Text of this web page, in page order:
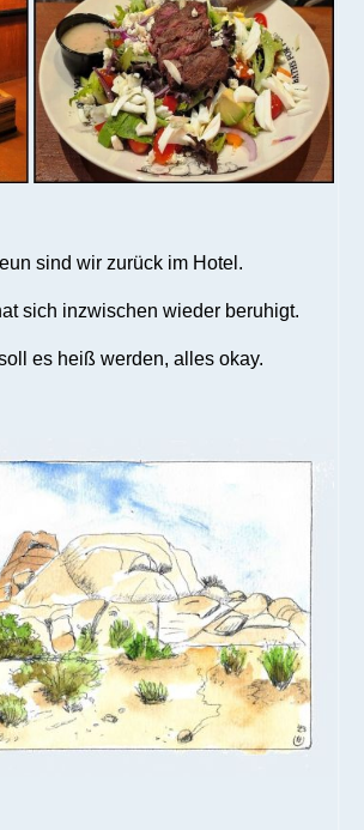
sind wir zurück im Hotel.
sich inzwischen wieder beruhigt.
es heiß werden, alles okay.